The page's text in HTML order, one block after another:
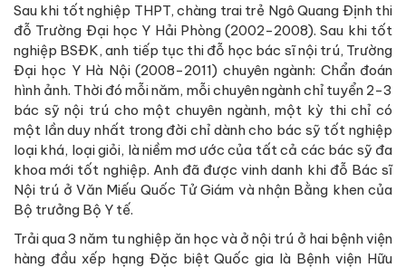
Sau khi tốt nghiệp THPT, chàng trai trẻ Ngô Quang Định thi
đỗ Trường Đại học Y Hải Phòng (2002-2008). Sau khi tốt
nghiệp BSĐK, anh tiếp tục thi đỗ học bác sĩ nội trú, Trường
Đại học Y Hà Nội (2008-2011) chuyên ngành: Chẩn đoán
hình ảnh. Thời đó mỗi năm, mỗi chuyên ngành chỉ tuyển 2-3
bác sỹ nội trú cho một chuyên ngành, một kỳ thi chỉ có
một lần duy nhất trong đời chỉ dành cho bác sỹ tốt nghiệp
loại khá, loại giỏi, là niềm mơ ước của tất cả các bác sỹ đa
khoa mới tốt nghiệp. Anh đã được vinh danh khi đỗ Bác sĩ
Nội trú ở Văn Miếu Quốc Tử Giám và nhận Bằng khen của
Bộ trưởng Bộ Y tế.
Trải qua 3 năm tu nghiệp ăn học và ở nội trú ở hai bệnh viện
hàng đầu xếp hạng Đặc biệt Quốc gia là Bệnh viện Hữu